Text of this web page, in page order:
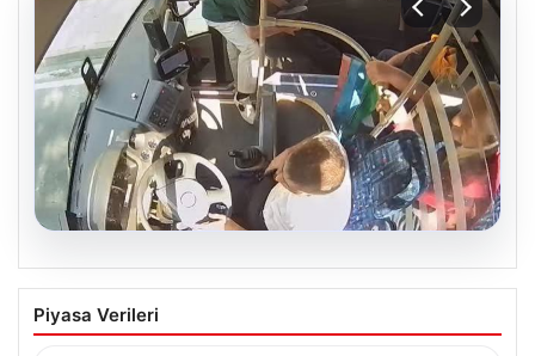
Otobüste Rahatsızlanan Yolcuyu Şoför
Hızla Hastaneye Yönlendirdi
Piyasa Verileri